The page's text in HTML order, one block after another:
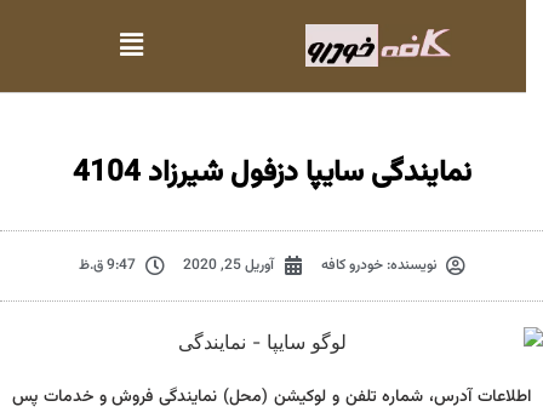
نمایندگی سایپا دزفول شیرزاد 4104
نویسنده:خودرو کافه آوریل 25, 2020 9:47 ق.ظ
اطلاعات آدرس، شماره تلفن و لوکیشن (محل) نمایندگی فروش و خدمات پس